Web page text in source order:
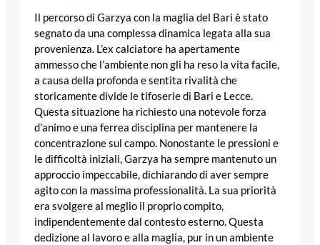
Il percorso di Garzya con la maglia del Bari è stato
segnato da una complessa dinamica legata alla sua
provenienza. L’ex calciatore ha apertamente
ammesso che l’ambiente non gli ha reso la vita facile,
a causa della profonda e sentita rivalità che
storicamente divide le tifoserie di Bari e Lecce.
Questa situazione ha richiesto una notevole forza
d’animo e una ferrea disciplina per mantenere la
concentrazione sul campo. Nonostante le pressioni e
le difficoltà iniziali, Garzya ha sempre mantenuto un
approccio impeccabile, dichiarando di aver sempre
agito con la massima professionalità. La sua priorità
era svolgere al meglio il proprio compito,
indipendentemente dal contesto esterno. Questa
dedizione al lavoro e alla maglia, pur in un ambiente